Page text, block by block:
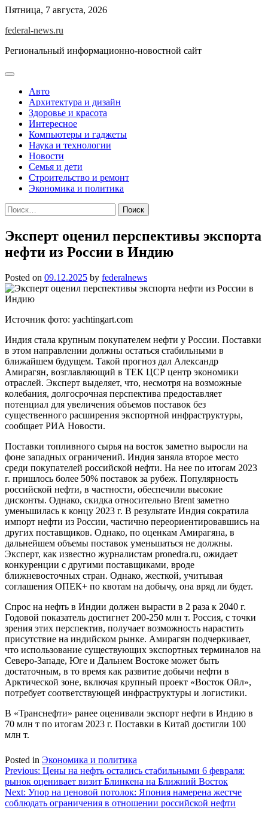
Skip
content
Пятница, 7 августа, 2026
federal-news.ru
Региональный информационно-новостной сайт
Авто
Архитектура и дизайн
Здоровье и красота
Интересное
Компьютеры и гаджеты
Наука и технологии
Новости
Семья и дети
Строительство и ремонт
Экономика и политика
Найти:
Эксперт оценил перспективы экспорта
нефти из России в Индию
Posted on 09.12.2025 by federalnews
Источник фото: yachtingart.com
Индия стала крупным покупателем нефти у России. Поставки
в этом направлении должны остаться стабильными в
ближайшем будущем. Такой прогноз дал Александр
Амирагян, возглавляющий в ТЕК ЦСР центр экономики
отраслей. Эксперт выделяет, что, несмотря на возможные
колебания, долгосрочная перспектива предоставляет
потенциал для увеличения объемов поставок без
существенного расширения экспортной инфраструктуры,
сообщает РИА Новости.
Поставки топливного сырья на восток заметно выросли на
фоне западных ограничений. Индия заняла второе место
среди покупателей российской нефти. На нее по итогам 2023
г. пришлось более 50% поставок за рубеж. Популярность
российской нефти, в частности, обеспечили высокие
дисконты. Однако, скидка относительно Brent заметно
уменьшилась к концу 2023 г. В результате Индия сократила
импорт нефти из России, частично переориентировавшись на
других поставщиков. Однако, по оценкам Амирагяна, в
дальнейшем объемы поставок уменьшаться не должны.
Эксперт, как известно журналистам pronedra.ru, ожидает
конкуренции с другими поставщиками, вроде
ближневосточных стран. Однако, жесткой, учитывая
соглашения ОПЕК+ по квотам на добычу, она вряд ли будет.
Спрос на нефть в Индии должен вырасти в 2 раза к 2040 г.
Годовой показатель достигнет 200-250 млн т. Россия, с точки
зрения этих перспектив, получает возможность нарастить
присутствие на индийском рынке. Амирагян подчеркивает,
что использование существующих экспортных терминалов на
Северо-Западе, Юге и Дальнем Востоке может быть
достаточным, в то время как развитие добычи нефти в
Арктической зоне, включая крупный проект «Восток Ойл»,
потребует соответствующей инфраструктуры и логистики.
В «Транснефти» ранее оценивали экспорт нефти в Индию в
70 млн т по итогам 2023 г. Поставки в Китай достигли 100
млн т.
Posted in Экономика и политика
Навигация
по
записям
Previous: Цены на нефть остались стабильными 6 февраля:
рынок оценивает визит Блинкена на Ближний Восток
Next: Упор на ценовой потолок: Япония намерена жестче
соблюдать ограничения в отношении российской нефти